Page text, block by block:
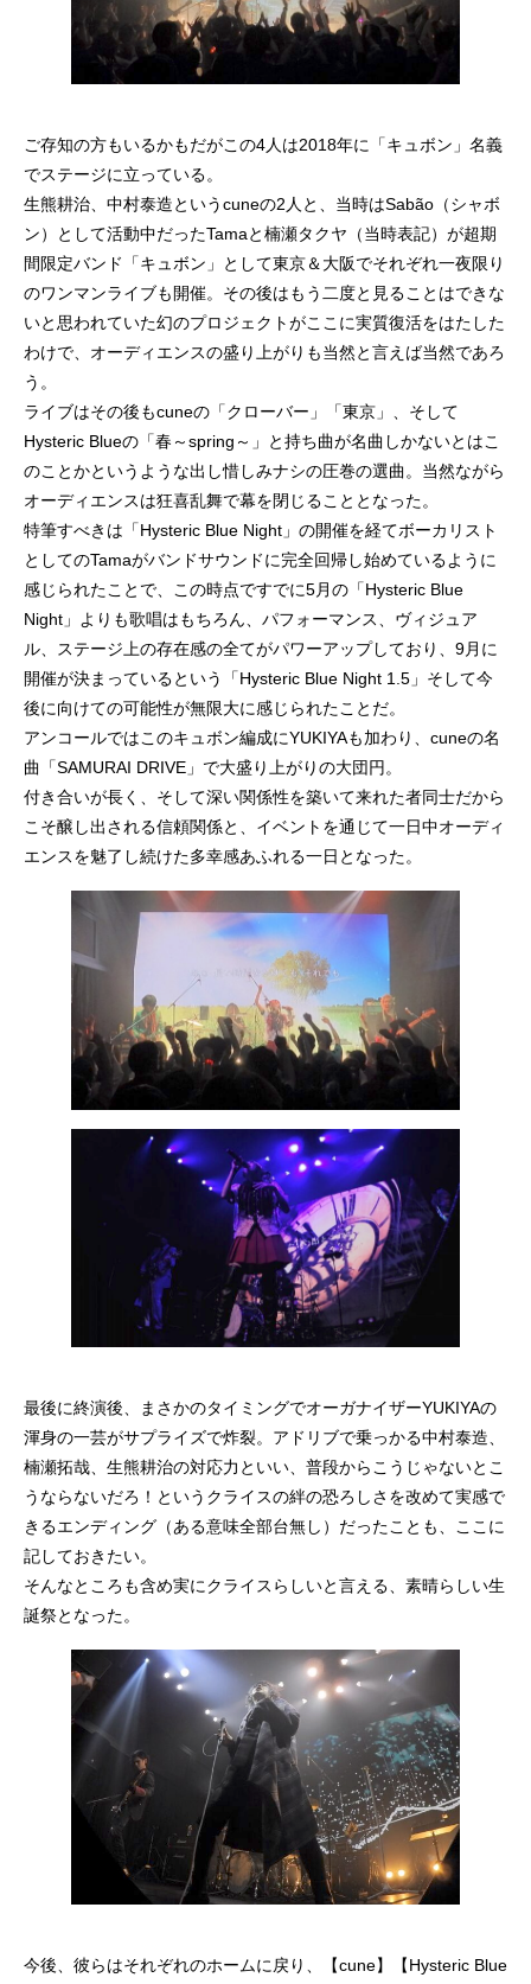
ご存知の方もいるかもだがこの4人は2018年に「キュボン」名義
でステージに立っている。
生熊耕治、中村泰造というcuneの2人と、当時はSabão（シャボ
ン）として活動中だったTamaと楠瀬タクヤ（当時表記）が超期
間限定バンド「キュボン」として東京＆大阪でそれぞれ一夜限り
のワンマンライブも開催。その後はもう二度と見ることはできな
いと思われていた幻のプロジェクトがここに実質復活をはたした
わけで、オーディエンスの盛り上がりも当然と言えば当然であろ
う。
ライブはその後もcuneの「クローバー」「東京」、そして
Hysteric Blueの「春～spring～」と持ち曲が名曲しかないとはこ
のことかというような出し惜しみナシの圧巻の選曲。当然ながら
オーディエンスは狂喜乱舞で幕を閉じることとなった。
特筆すべきは「Hysteric Blue Night」の開催を経てボーカリスト
としてのTamaがバンドサウンドに完全回帰し始めているように
感じられたことで、この時点ですでに5月の「Hysteric Blue
Night」よりも歌唱はもちろん、パフォーマンス、ヴィジュア
ル、ステージ上の存在感の全てがパワーアップしており、9月に
開催が決まっているという「Hysteric Blue Night 1.5」そして今
後に向けての可能性が無限大に感じられたことだ。
アンコールではこのキュボン編成にYUKIYAも加わり、cuneの名
曲「SAMURAI DRIVE」で大盛り上がりの大団円。
付き合いが長く、そして深い関係性を築いて来れた者同士だから
こそ醸し出される信頼関係と、イベントを通じて一日中オーディ
エンスを魅了し続けた多幸感あふれる一日となった。
最後に終演後、まさかのタイミングでオーガナイザーYUKIYAの
渾身の一芸がサプライズで炸裂。アドリブで乗っかる中村泰造、
楠瀬拓哉、生熊耕治の対応力といい、普段からこうじゃないとこ
うならないだろ！というクライスの絆の恐ろしさを改めて実感で
きるエンディング（ある意味全部台無し）だったことも、ここに
記しておきたい。
そんなところも含め実にクライスらしいと言える、素晴らしい生
誕祭となった。
今後、彼らはそれぞれのホームに戻り、【cune】【Hysteric Blue